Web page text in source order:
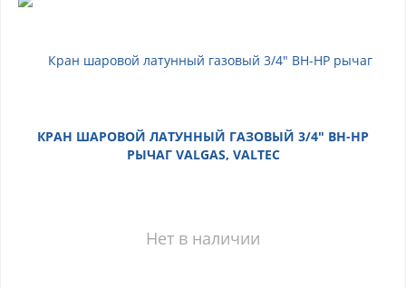
КРАН ШАРОВОЙ ЛАТУННЫЙ ГАЗОВЫЙ 3/4" ВН-НР
РЫЧАГ VALGAS, VALTEC
Нет в наличии